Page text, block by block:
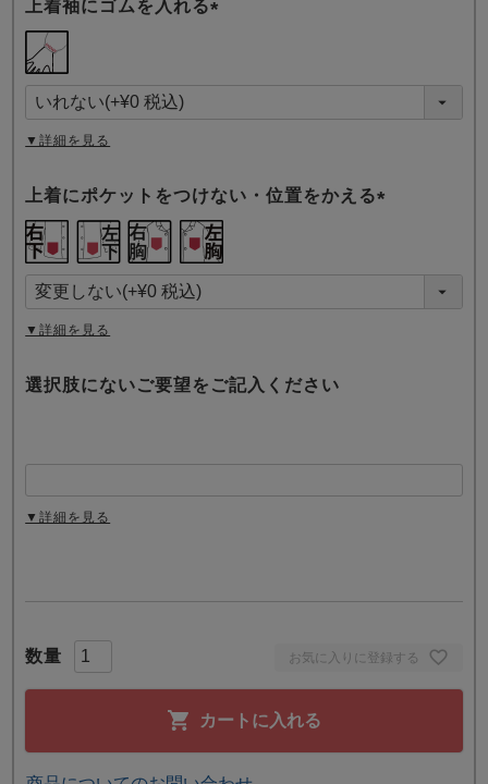
お気に入りに登録する
カートに入れる
上着袖にゴムを入れる
須
)
▼詳細を見る
上着にポケットをつけない・位置をかえる
須
)
▼詳細を見る
選択肢にないご要望をご記入ください
▼詳細を見る